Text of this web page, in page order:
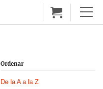
Ordenar
De la A a la Z